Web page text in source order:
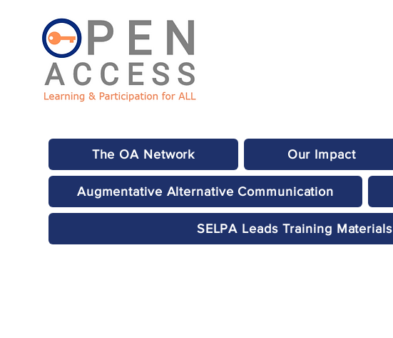
The OA Network Our Impact
Augmentative Alternative Communication
SELPA Leads Training Materials